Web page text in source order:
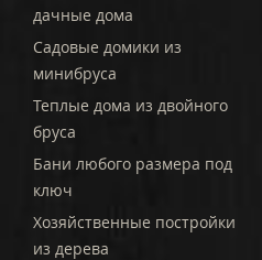
дачные дома
Садовые домики из
минибруса
Теплые дома из двойного
бруса
Бани любого размера под
ключ
Хозяйственные постройки
из дерева